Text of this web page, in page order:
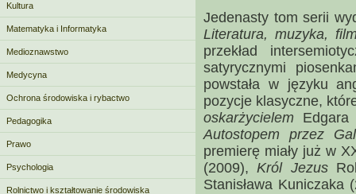
Kultura
Matematyka i Informatyka
Medioznawstwo
Medycyna
Ochrona środowiska i rybactwo
Pedagogika
Prawo
Psychologia
Rolnictwo i kształtowanie środowiska
Jedenasty tom serii
Literatura, muzyka,
przekład
satyrycznymi
powstała w języku
pozycje klasyczne,
oskarżycielem
Autostopem przez
premierę miały już w
(2009),Król Jezus
Stanisława Kuniczaka